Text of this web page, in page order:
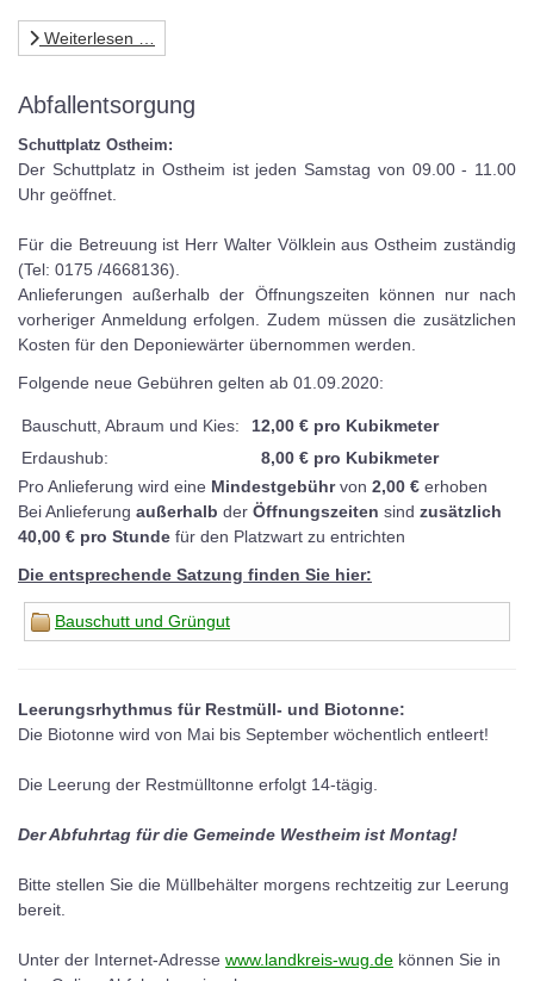
Weiterlesen …
Abfallentsorgung
Schuttplatz Ostheim:
Der Schuttplatz in Ostheim ist jeden Samstag von 09.00 - 11.00
Uhr geöffnet.
Für die Betreuung ist Herr Walter Völklein aus Ostheim zuständig
(Tel: 0175 /4668136).
Anlieferungen außerhalb der Öffnungszeiten können nur nach
vorheriger Anmeldung erfolgen. Zudem müssen die zusätzlichen
Kosten für den Deponiewärter übernommen werden.
Folgende neue Gebühren gelten ab 01.09.2020:
Bauschutt, Abraum und Kies:
12,00 € pro Kubikmeter
Erdaushub:
8,00 € pro Kubikmeter
Pro Anlieferung wird eine Mindestgebührvon 2,00 € erhoben
Bei Anlieferung außerhalb der Öffnungszeiten sind zusätzlich
40,00 € pro Stunde für den Platzwart zu entrichten
Die entsprechende Satzung finden Sie hier:
Bauschutt und Grüngut
Leerungsrhythmus für Restmüll- und Biotonne:
Die Biotonne wird von Mai bis September wöchentlich entleert!
Die Leerung der Restmülltonne erfolgt 14-tägig.
Der Abfuhrtag für die Gemeinde Westheim ist Montag!
Bitte stellen Sie die Müllbehälter morgens rechtzeitig zur Leerung
bereit.
Unter der Internet-Adresse www.landkreis-wug.de können Sie in